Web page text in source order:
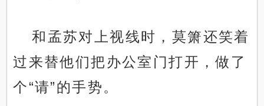
和孟苏对上视线时，莫箫还笑着
过来替他们把办公室门打开，做了
个“请”的手势。